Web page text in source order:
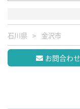
石川県 金沢市
お問合わせ